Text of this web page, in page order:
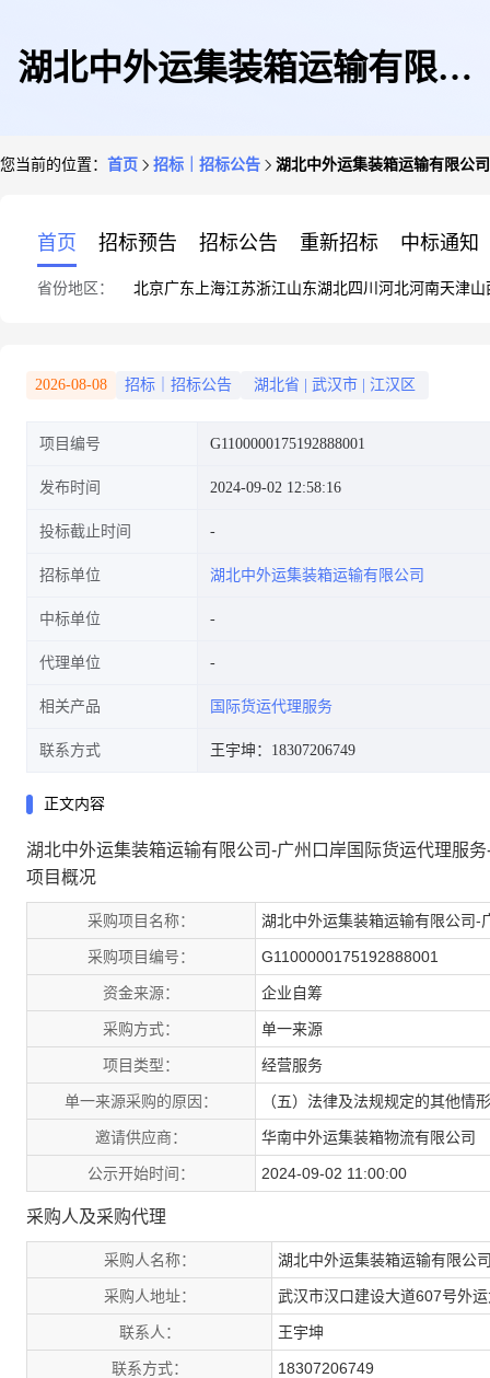
湖北中外运集装箱运输有限公
您当前的位置： 首页 招标｜招标公告 湖北中外运集装箱运输有限公
首页 招标预告 招标公告 重新招标 中标通知
省份地区： 北京广东 上海江苏浙江山东湖北四川 河北河南天津山
2026-08-08 招标｜招标公告 湖北省 武汉市 江汉区
项目编号 G1100000175192888001
发布时间 2024-09-02 12:58:16
投标截止时间
招标单位 湖北中外运集装箱运输有限公司
中标单位
代理单位
相关产品 国际货运代理服务
联系方式 王宇坤：18307206749
正文内容
湖北中外运集装箱运输有限公司-广州口岸国际货运代理服
项目概况
采购项目名称： 湖北中外运集装箱运输有限公司-
采购项目编号： G1100000175192888001
资金来源： 企业自筹
采购方式： 单一来源
项目类型： 经营服务
单一来源采购的原因： （五）法律及法规规定的其他情
邀请供应商： 华南中外运集装箱物流有限公司
公示开始时间： 2024-09-02 11:00:00
采购人及采购代理
采购人名称： 湖北中外运集装箱运输有限公
采购人地址： 武汉市汉口建设大道607号外
联系人： 王宇坤
联系方式： 18307206749